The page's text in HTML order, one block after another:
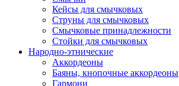
Кейсы для смычковых
Струны для смычковых
Смычковые принадлежности
Стойки для смычковых
Народно-этнические
Аккордеоны
Баяны, кнопочные аккордеоны
Гармони